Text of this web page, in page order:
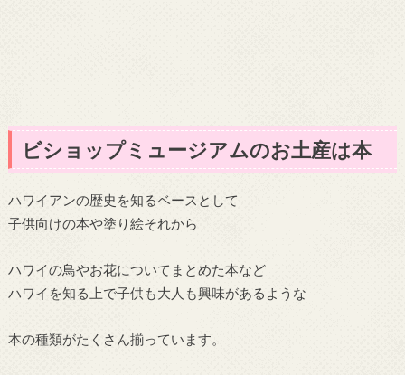
ビショップミュージアムのお土産は本
ハワイアンの歴史を知るベースとして
子供向けの本や塗り絵それから
ハワイの鳥やお花についてまとめた本など
ハワイを知る上で子供も大人も興味があるような
本の種類がたくさん揃っています。